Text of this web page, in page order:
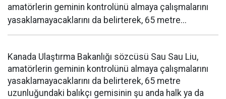
amatörlerin geminin kontrolünü almaya çalışmalarını
yasaklamayacaklarını da belirterek, 65 metre...
Kanada Ulaştırma Bakanlığı sözcüsü Sau Sau Liu,
amatörlerin geminin kontrolünü almaya çalışmalarını
yasaklamayacaklarını da belirterek, 65 metre
uzunluğundaki balıkçı gemisinin şu anda halk ya da